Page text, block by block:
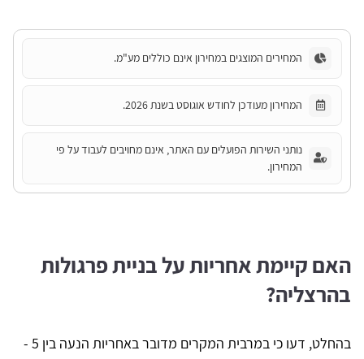
המחירים המוצגים במחירון אינם כוללים מע"מ.
המחירון מעודכן לחודש אוגוסט בשנת 2026.
נותני השירות הפועלים עם האתר, אינם מחויבים לעבוד על פי
המחירון.
האם קיימת אחריות על בניית פרגולות
בהרצליה?
בהחלט, דעו כי במרבית המקרים מדובר באחריות הנעה בין 5 -